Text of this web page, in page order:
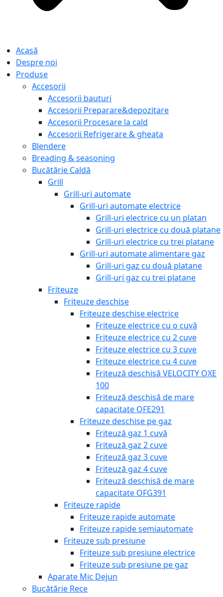
Acasă
Despre noi
Produse
Accesorii
Accesorii bauturi
Accesorii Preparare&depozitare
Accesorii Procesare la cald
Accesorii Refrigerare & gheata
Blendere
Breading & seasoning
Bucătărie Caldă
Grill
Grill-uri automate
Grill-uri automate electrice
Grill-uri electrice cu un platan
Grill-uri electrice cu două platane
Grill-uri electrice cu trei platane
Grill-uri automate alimentare gaz
Grill-uri gaz cu două platane
Grill-uri gaz cu trei platane
Friteuze
Friteuze deschise
Friteuze deschise electrice
Friteuze electrice cu o cuvă
Friteuze electrice cu 2 cuve
Friteuze electrice cu 3 cuve
Friteuze electrice cu 4 cuve
Friteuză deschisă VELOCITY OXE
100
Friteuză deschisă de mare
capacitate OFE291
Friteuze deschise pe gaz
Friteuză gaz 1 cuvă
Friteuză gaz 2 cuve
Friteuză gaz 3 cuve
Friteuză gaz 4 cuve
Friteuză deschisă de mare
capacitate OFG391
Friteuze rapide
Friteuze rapide automate
Friteuze rapide semiautomate
Friteuze sub presiune
Friteuze sub presiune electrice
Friteuze sub presiune pe gaz
Aparate Mic Dejun
Bucătărie Rece